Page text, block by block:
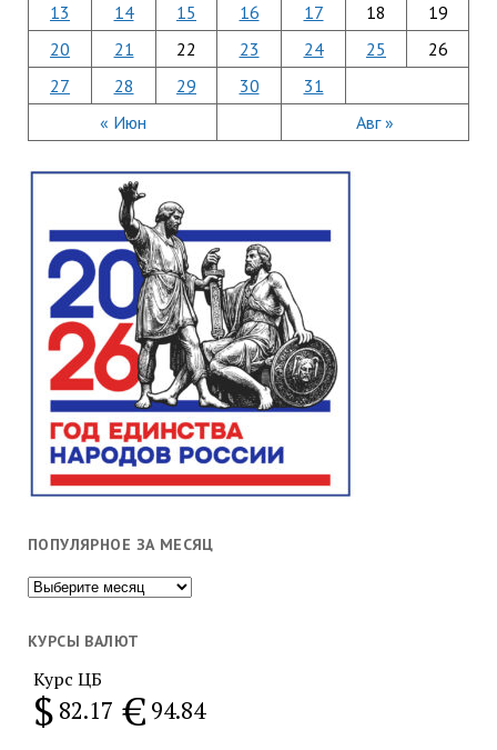
« Июн Авг »
13
14 15 16 17 18
19
20
21 22 23 24 25
26
27
28 29 30 31
ПОПУЛЯРНОЕ ЗА МЕСЯЦ
Популярное
месяц
КУРСЫ ВАЛЮТ
Курс ЦБ
$ 82.17 € 94.84